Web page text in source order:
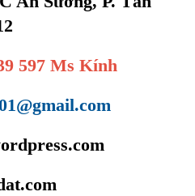
597 Ms Kính